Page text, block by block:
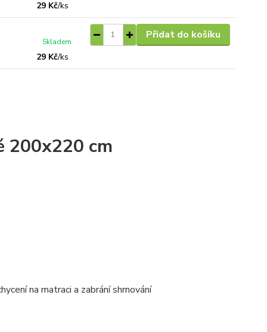
29 Kč/ks
29 Kč/ks
Skladem
Přidat do košíku
200x220 cm
na matraci a zabrání shrnování